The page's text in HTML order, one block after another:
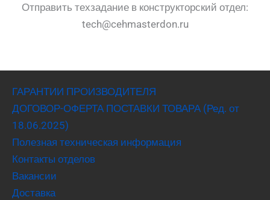
Отправить техзадание в конструкторский отдел:
tech@cehmasterdon.ru
ГАРАНТИИ ПРОИЗВОДИТЕЛЯ
ДОГОВОР-ОФЕРТА ПОСТАВКИ ТОВАРА (Ред. от
18.06.2025)
Полезная техническая информация
Контакты отделов
Вакансии
Доставка